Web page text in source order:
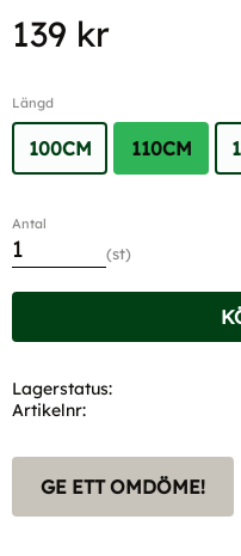
139 kr
Längd
100CM 110CM
Antal
st
Lagerstatus
Artikelnr
GE ETT OMDÖME!